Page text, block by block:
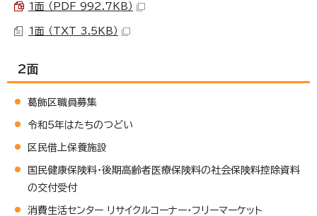
1面 （PDF 992.7KB）
1面 （TXT 3.5KB）
2面
葛飾区職員募集
令和5年はたちのつどい
区民借上保養施設
国民健康保険料・後期高齢者医療保険料の社会保険料控除資料
の交付受付
消費生活センター リサイクルコーナー・フリーマーケット